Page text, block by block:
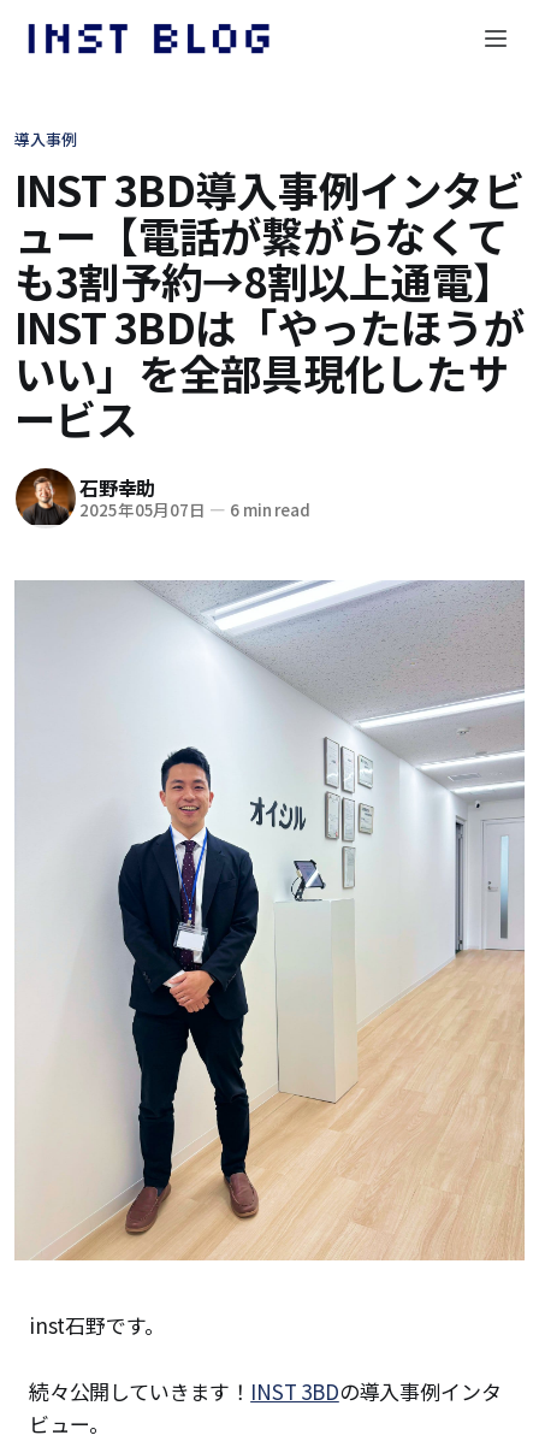
導入事例
INST 3BD導入事例インタビ
ュー【電話が繋がらなくて
も3割予約→8割以上通電】
INST 3BDは「やったほうが
いい」を全部具現化したサ
ービス
石野幸助
2025年05月07日 — 6 min read
inst石野です。
続々公開していきます！ INST 3BDの導入事例インタ
ビュー。